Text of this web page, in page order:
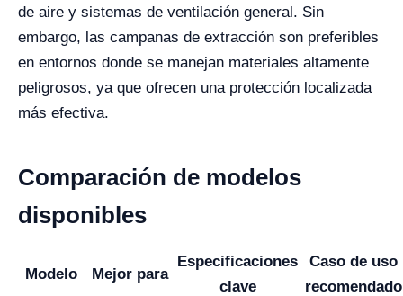
de aire y sistemas de ventilación general. Sin
embargo, las campanas de extracción son preferibles
en entornos donde se manejan materiales altamente
peligrosos, ya que ofrecen una protección localizada
más efectiva.
Comparación de modelos
disponibles
Modelo Mejor para
Especificaciones
clave
Caso de uso
recomendado